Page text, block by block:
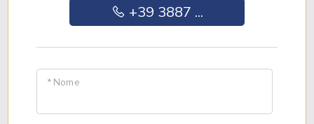
+39 3887 ...
* Nome